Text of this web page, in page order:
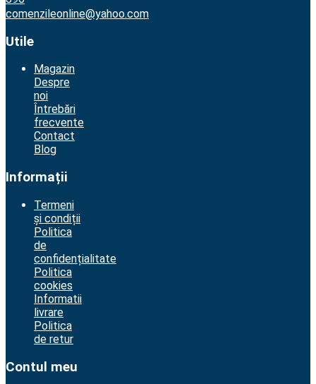
comenzileonline@yahoo.com
Utile
Magazin
Despre
noi
Întrebări
frecvente
Contact
Blog
Informații
Termeni
și condiții
Politica
de
confidențialitate
Politica
cookies
Informatii
livrare
Politica
de retur
Contul meu